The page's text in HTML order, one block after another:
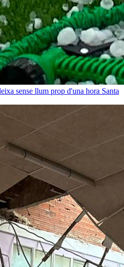
sense llum prop d'una hora Santa